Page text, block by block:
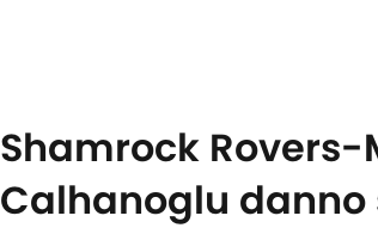
Shamrock
Calhanoglu